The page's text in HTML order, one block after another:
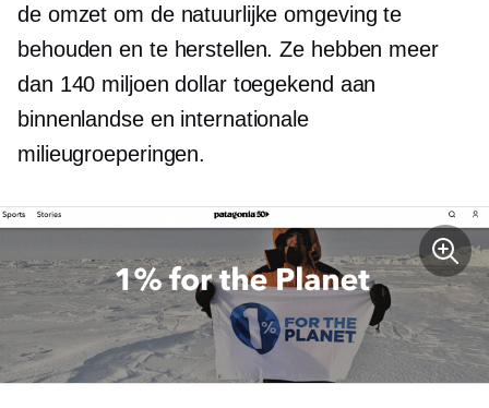
de omzet om de natuurlijke omgeving te
behouden en te herstellen. Ze hebben meer
dan 140 miljoen dollar toegekend aan
binnenlandse en internationale
milieugroeperingen.